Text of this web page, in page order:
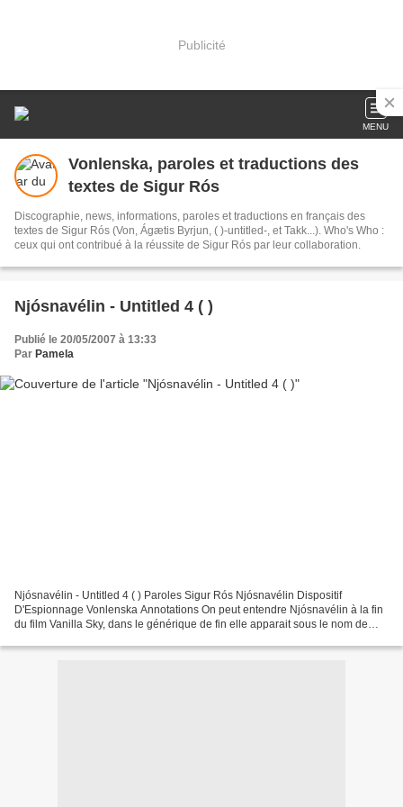
Publicité
MENU
Vonlenska, paroles et traductions des
textes de Sigur Rós
Discographie, news, informations, paroles et traductions en français des
textes de Sigur Rós (Von, Ágætis Byrjun, ( )-untitled-, et Takk...). Who's Who :
ceux qui ont contribué à la réussite de Sigur Rós par leur collaboration.
Njósnavélin - Untitled 4 ( )
Publié le 20/05/2007 à 13:33
Par Pamela
Njósnavélin - Untitled 4 ( ) Paroles Sigur Rós Njósnavélin Dispositif
D'Espionnage Vonlenska Annotations On peut entendre Njósnavélin à la fin
du film Vanilla Sky, dans le générique de fin elle apparait sous le nom de